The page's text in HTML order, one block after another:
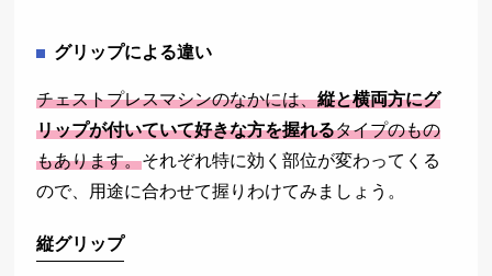
グリップによる違い
チェストプレスマシンのなかには、縦と横両方にグ
リップが付いていて好きな方を握れるタイプのもの
もあります。それぞれ特に効く部位が変わってくる
ので、用途に合わせて握りわけてみましょう。
縦グリップ